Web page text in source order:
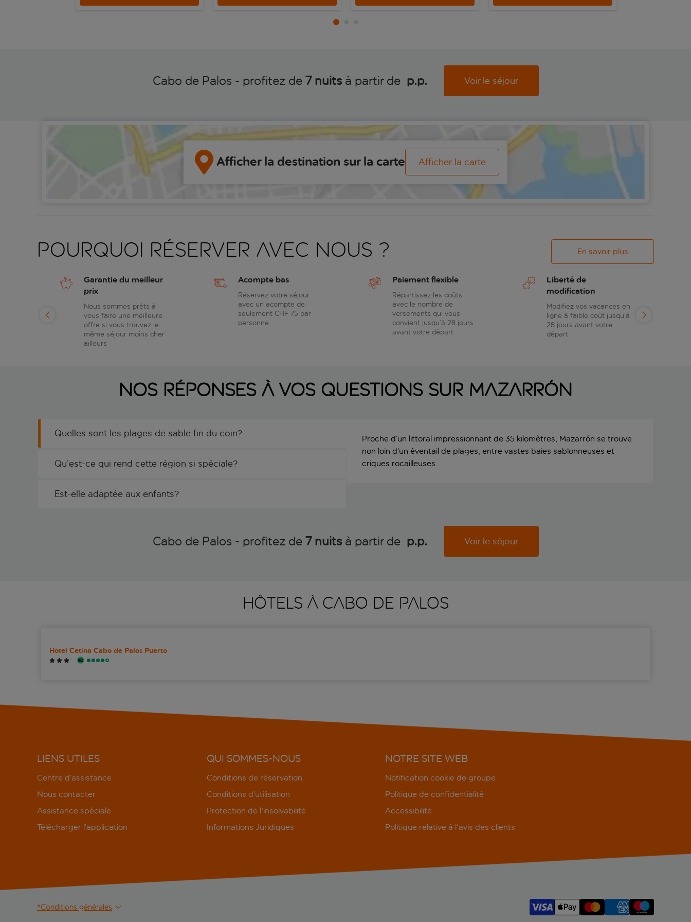
Cabo de Palos - profitez de 7 nuitsà partir de p.p. Voir le séjour
Afficher la destination sur la carte Afficher la carte
Pourquoi réserver avec nous ? En savoir plus
Garantie du meilleur
prix
Nous sommes prêts à
vous faire une meilleure
offre si vous trouvez le
même séjour moins cher
ailleurs
Acompte bas
Réservez votre séjour
avec un acompte de
seulement CHF 75 par
personne
Paiement flexible
Répartissez les coûts
avec le nombre de
versements qui vous
convient jusqu’à 28 jours
avant votre départ
Liberté de
modification
Modifiez vos vacances en
ligne à faible coût jusqu’à
28 jours avant votre
départ
Nos réponses à vos questions sur Mazarrón
Quelles sont les plages de sable fin du coin?
Qu’est-ce qui rend cette région si spéciale?
Est-elle adaptée aux enfants?
Proche d’un littoral impressionnant de 35 kilomètres, Mazarrón se trouve
non loin d’un éventail de plages, entre vastes baies sablonneuses et
criques rocailleuses.
Cabo de Palos - profitez de 7 nuitsà partir de p.p. Voir le séjour
HÔTELS À CABO DE PALOS
Hotel Cetina Cabo de Palos Puerto
LIENS UTILES
Centre d’assistance
Nous contacter
Assistance spéciale
Télécharger l’application
QUI SOMMES-NOUS
Conditions de réservation
Conditions d’utilisation
Protection de l'insolvabilité
Informations Juridiques
NOTRE SITE WEB
Notification cookie de groupe
Politique de confidentialité
Accessibilité
Politique relative à l'avis des clients
*Conditions générales